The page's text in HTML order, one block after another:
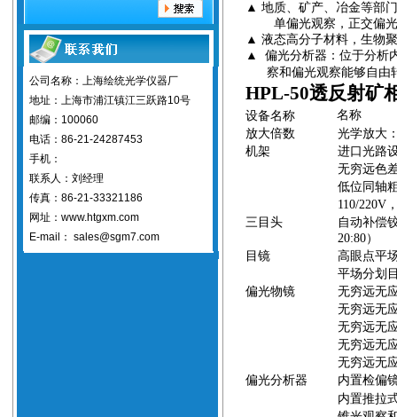
公司名称：上海绘统光学仪器厂
地址：上海市浦江镇江三跃路10号
邮编：100060
电话：86-21-24287453
手机：
联系人：刘经理
传真：86-21-33321186
网址：www.htgxm.com
E-mail： sales@sgm7.com
▲ 地质、矿产、冶金等部
单偏光观察，正交偏
▲ 液态高分子材料，生物
▲
偏光分析器：位于分析
察和偏光观察能够自由
HPL-50透反射矿
设备名称
名称
放大倍数
光学放大
机架
进口光路
无穷远色
低位同轴
110/220V
三目头
自动补偿
20:80）
目镜
高眼点平
平场分划
偏光物镜
无穷远无
无穷远无
无穷远无
无穷远无
无穷远无
偏光分析器
内置检偏
内置推拉